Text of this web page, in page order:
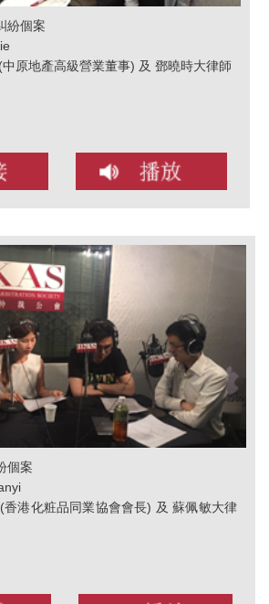
紛個案
原地產高級營業董事) 及 鄧曉時大律師
個案
港化粧品同業協會會長) 及 蘇佩敏大律